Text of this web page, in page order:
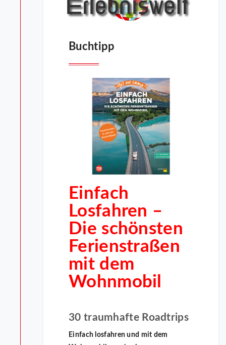
Buchtipp
Einfach
Losfahren –
Die schönsten
Ferienstraßen
mit dem
Wohnmobil
30 traumhafte Roadtrips
Einfach losfahren und mit dem